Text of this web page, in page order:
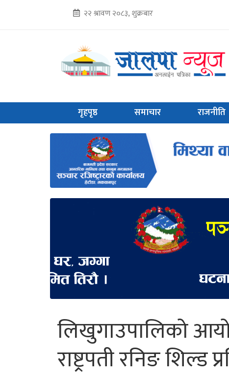
२२ श्रावण २०८३, शुक्रबार
गृहपृष्ठ समाचार राजनीति
लिखुगाउपालिको
राष्ट्रपती रनिङ शिल्ड